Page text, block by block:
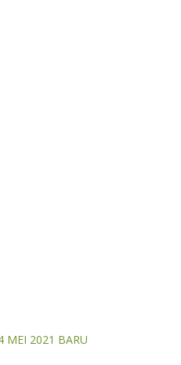
MEI 2021 BARU